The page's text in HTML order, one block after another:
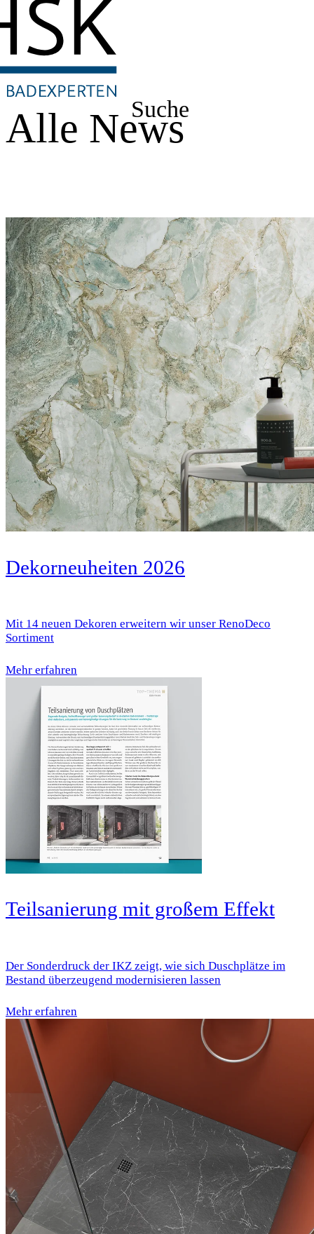
Suche
Alle News
Dekorneuheiten 2026
Mit 14 neuen Dekoren erweitern wir unser RenoDeco
Sortiment
Mehr erfahren
Teilsanierung mit großem Effekt
Der Sonderdruck der IKZ zeigt, wie sich Duschplätze im
Bestand überzeugend modernisieren lassen
Mehr erfahren